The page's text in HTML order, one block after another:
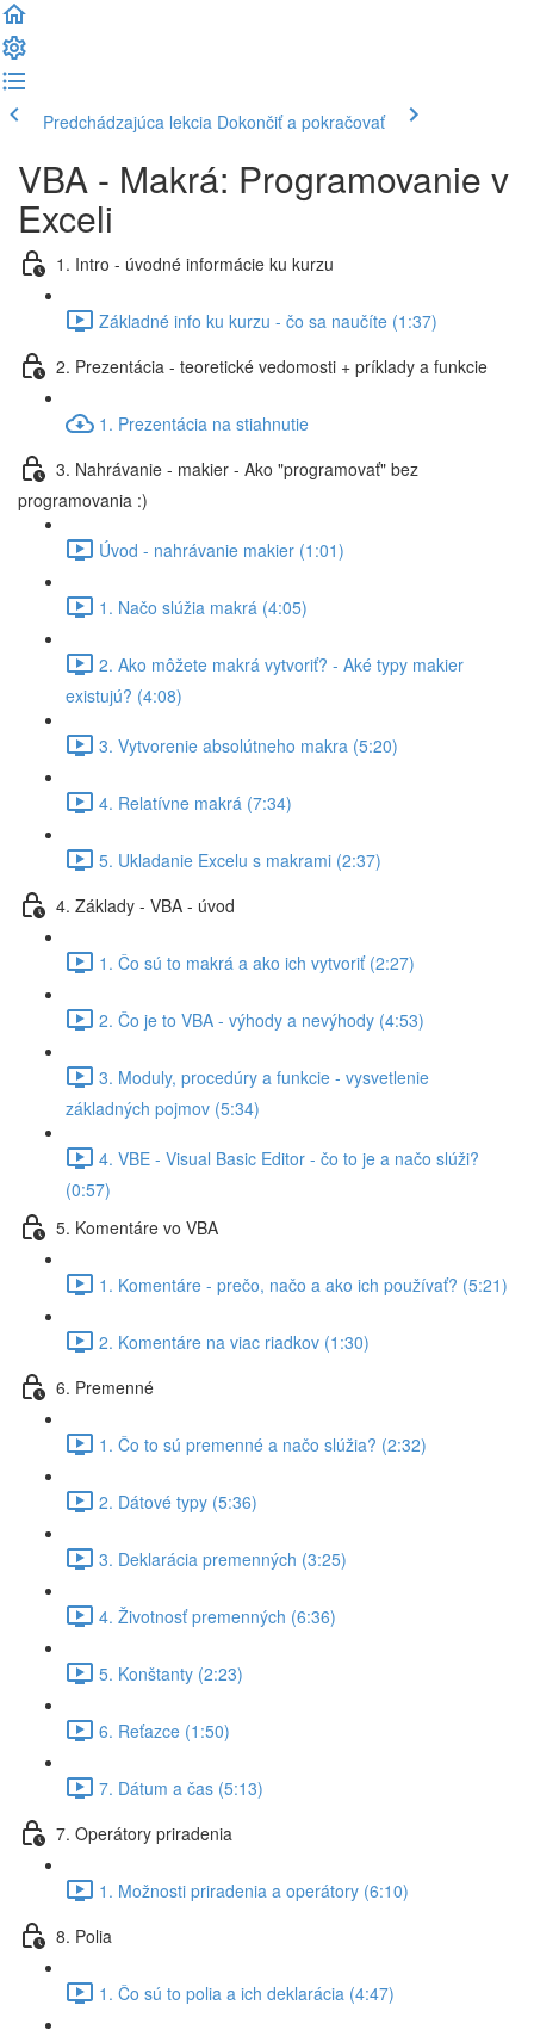
Predchádzajúca lekcia Dokončiť a pokračovať
VBA - Makrá: Programovanie v
Exceli
1. Intro - úvodné informácie ku kurzu
Základné info ku kurzu - čo sa naučíte (1:37)
2. Prezentácia - teoretické vedomosti + príklady a funkcie
1. Prezentácia na stiahnutie
3. Nahrávanie - makier - Ako "programovať" bez
programovania :)
Úvod - nahrávanie makier (1:01)
1. Načo slúžia makrá (4:05)
2. Ako môžete makrá vytvoriť? - Aké typy makier
existujú? (4:08)
3. Vytvorenie absolútneho makra (5:20)
4. Relatívne makrá (7:34)
5. Ukladanie Excelu s makrami (2:37)
4. Základy - VBA - úvod
1. Čo sú to makrá a ako ich vytvoriť (2:27)
2. Čo je to VBA - výhody a nevýhody (4:53)
3. Moduly, procedúry a funkcie - vysvetlenie
základných pojmov (5:34)
4. VBE - Visual Basic Editor - čo to je a načo slúži?
(0:57)
5. Komentáre vo VBA
1. Komentáre - prečo, načo a ako ich používať? (5:21)
2. Komentáre na viac riadkov (1:30)
6. Premenné
1. Čo to sú premenné a načo slúžia? (2:32)
2. Dátové typy (5:36)
3. Deklarácia premenných (3:25)
4. Životnosť premenných (6:36)
5. Konštanty (2:23)
6. Reťazce (1:50)
7. Dátum a čas (5:13)
7. Operátory priradenia
1. Možnosti priradenia a operátory (6:10)
8. Polia
1. Čo sú to polia a ich deklarácia (4:47)